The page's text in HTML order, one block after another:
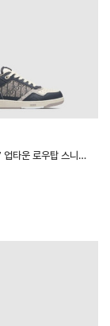
디올 남성 B27 업타운 로우탑 스니커즈 - Dior Mens B27 Uptown Low …